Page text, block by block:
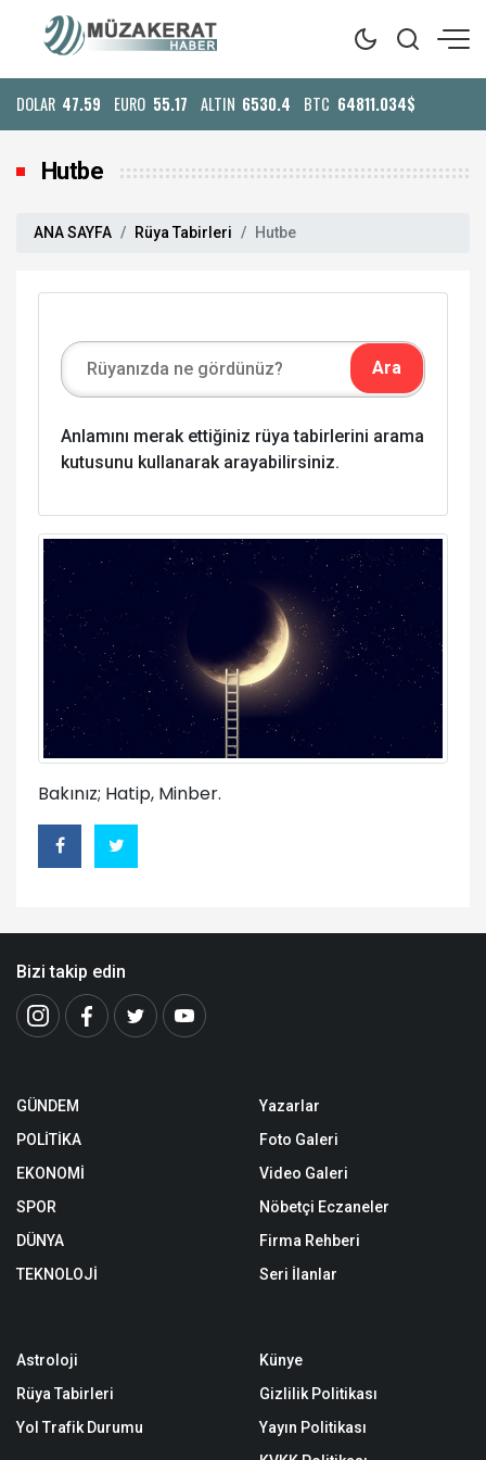
DOLAR 47.59 EURO 55.17 ALTIN 6530.4 BTC 64811.034$
Hutbe
ANA SAYFA Rüya Tabirleri Hutbe
Anlamını merak ettiğiniz rüya tabirlerini arama
kutusunu kullanarak arayabilirsiniz.
Bakınız; Hatip, Minber.
Bizi takip edin
GÜNDEM
POLİTİKA
EKONOMİ
SPOR
DÜNYA
TEKNOLOJİ
Yazarlar
Foto Galeri
Video Galeri
Nöbetçi Eczaneler
Firma Rehberi
Seri İlanlar
Astroloji
Rüya Tabirleri
Yol Trafik Durumu
Künye
Gizlilik Politikası
Yayın Politikası